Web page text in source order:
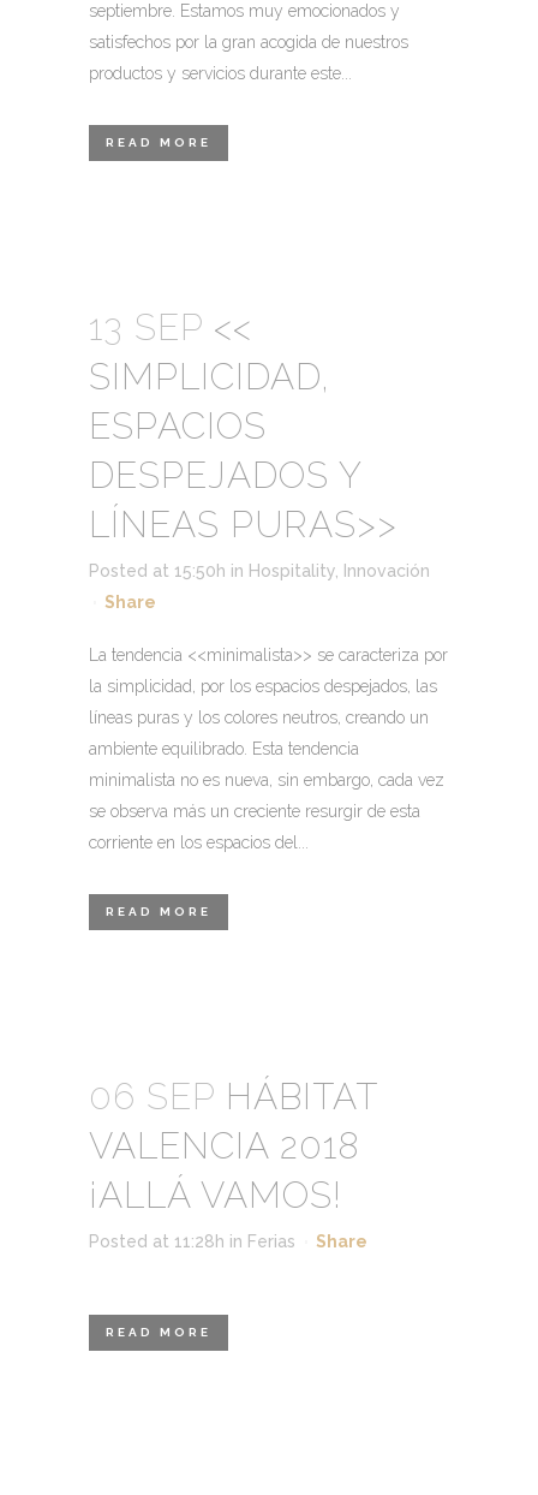
septiembre. Estamos muy emocionados y
satisfechos por la gran acogida de nuestros
productos y servicios durante este...
READ MORE
13 SEP <<
SIMPLICIDAD,
ESPACIOS
DESPEJADOS Y
LÍNEAS PURAS>>
Posted at 15:50h in Hospitality
Innovación
Share
La tendencia <<minimalista>> se caracteriza por
la simplicidad, por los espacios despejados, las
líneas puras y los colores neutros, creando un
ambiente equilibrado. Esta tendencia
minimalista no es nueva, sin embargo, cada vez
se observa más un creciente resurgir de esta
corriente en los espacios del...
READ MORE
06 SEP HÁBITAT
VALENCIA 2018
¡ALLÁ VAMOS!
Posted at 11:28h in Ferias Share
READ MORE